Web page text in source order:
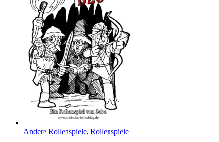
Andere Rollenspiele, Rollenspiele